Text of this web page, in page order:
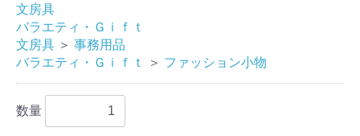
文房具
バラエティ・Ｇｉｆｔ
文房具 ＞ 事務用品
バラエティ・Ｇｉｆｔ
＞ ファッション小物
数量